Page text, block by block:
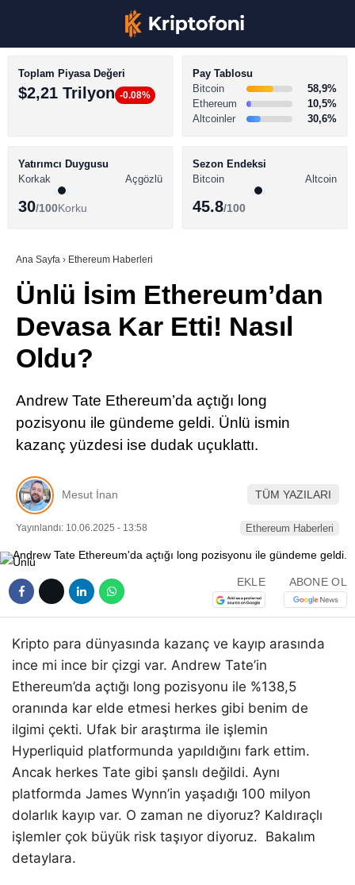
Youtube
TikTok
LinkedIn
BİTCOİN HABERLERİ
ALTCOİN HABERLERİ
SÖZLÜK
Toplam Piyasa Değeri
$2,21 Trilyon -0.08%
Pay Tablosu
Bitcoin
58,9%
Ethereum
10,5%
Altcoinler
30,6%
Yatırımcı Duygusu
Korkak
Açgözlü
30/100Korku
Sezon Endeksi
Bitcoin
Altcoin
45.8/100
Ana Sayfa › Ethereum Haberleri
Ünlü İsim Ethereum’dan
Devasa Kar Etti! Nasıl
Oldu?
Andrew Tate Ethereum’da açtığı long
pozisyonu ile gündeme geldi. Ünlü ismin
kazanç yüzdesi ise dudak uçuklattı.
Mesut İnan TÜM YAZILARI
Yayınlandı: 10.06.2025 - 13:58 Ethereum Haberleri
EKLE ABONE OL
Kripto para dünyasında kazanç ve kayıp arasında
ince mi ince bir çizgi var. Andrew Tate’in
Ethereum’da açtığı long pozisyonu ile %138,5
oranında kar elde etmesi herkes gibi benim de
ilgimi çekti. Ufak bir araştırma ile işlemin
Hyperliquid platformunda yapıldığını fark ettim.
Ancak herkes Tate gibi şanslı değildi. Aynı
platformda James Wynn’in yaşadığı 100 milyon
dolarlık kayıp var. O zaman ne diyoruz? Kaldıraçlı
işlemler çok büyük risk taşıyor diyoruz. Bakalım
detaylara.